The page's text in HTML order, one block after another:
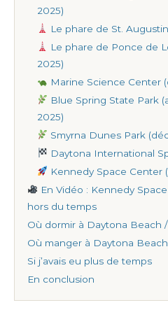
2025)
Le phare de St.
Le phare de Ponce de
2025)
Marine Science Center
Blue Spring State Park
2025)
Smyrna Dunes Park
Daytona International
Kennedy Space Center
En Vidéo : Kennedy
hors du temps
Où dormir à Daytona Beach
Où manger à Daytona
Si j’avais eu plus de temps
En conclusion